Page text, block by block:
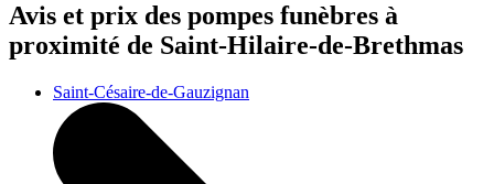
Avis et prix des pompes funèbres à
proximité de Saint-Hilaire-de-Brethmas
Saint-Césaire-de-Gauzignan